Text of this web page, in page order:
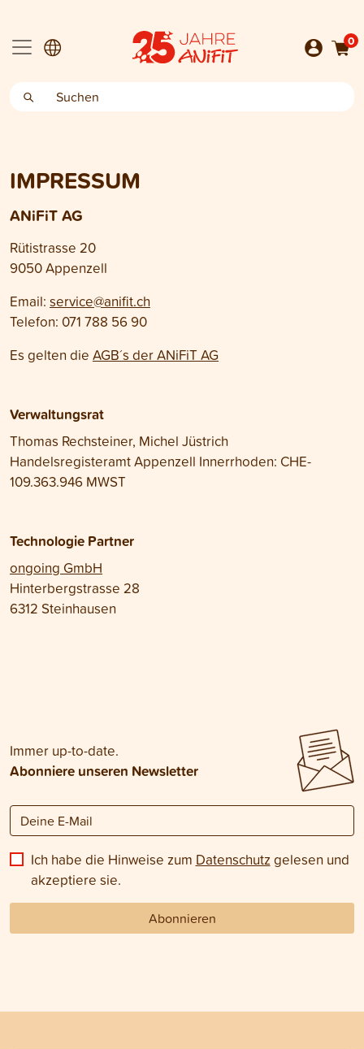
0
IMPRESSUM
ANiFiT AG
Rütistrasse 20
9050 Appenzell
Email: service@anifit.ch
Telefon: 071 788 56 90
Es gelten die AGB´s der ANiFiT AG
Verwaltungsrat
Thomas Rechsteiner, Michel Jüstrich
Handelsregisteramt Appenzell Innerrhoden: CHE-
109.363.946 MWST
Technologie Partner
ongoing GmbH
Hinterbergstrasse 28
6312 Steinhausen
Immer up-to-date.
Abonniere unseren Newsletter
Ich habe die Hinweise zum Datenschutz gelesen und
akzeptiere sie.
Abonnieren